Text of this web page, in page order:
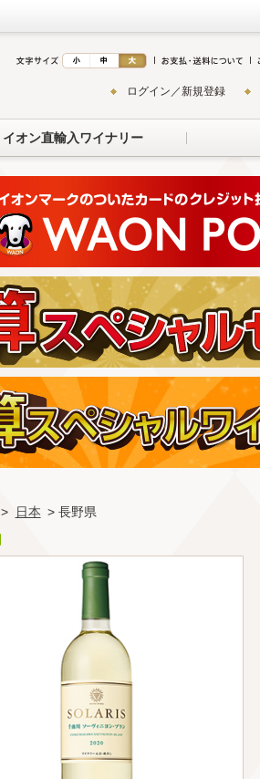
ログイン／新規登録
イオン直輸入ワイナリー
> 日本 > 長野県